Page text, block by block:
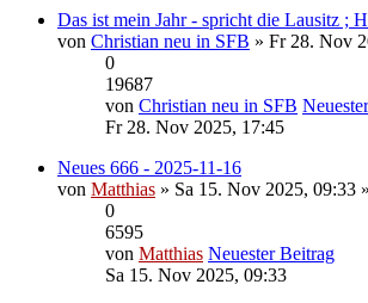
Das ist mein Jahr - spricht die Lausitz ;
von Christian neu in SFB » Fr 28. Nov
0
19687
von Christian neu in SFB
Fr 28. Nov 2025, 17:45
Neues 666 - 2025-11-16
von Matthias » Sa 15. Nov 2025, 09:33
0
6595
von Matthias Neuester Beitrag
Sa 15. Nov 2025, 09:33